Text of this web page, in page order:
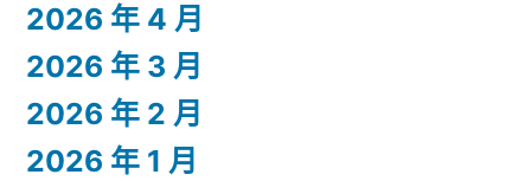
2026 年 4 月
2026 年 3 月
2026 年 2 月
2026 年 1 月